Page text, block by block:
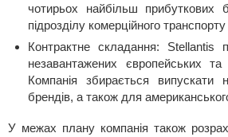
чотирьох найбільш
підрозділу комерційного
Контрактне складання: Stellantis
незавантажених європейських
Компанія збирається
брендів, а також для
У межах плану компанія також